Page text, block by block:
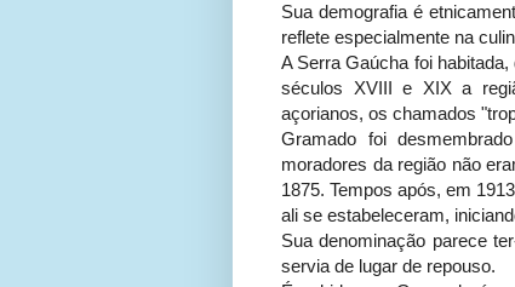
Sua demografia é
reflete especialmente na
A Serra Gaúcha foi
séculos XVIII e XIX a
açorianos, os chamados
Gramado foi
moradores da região não
1875. Tempos após, em
ali se estabeleceram,
Sua denominação parece
servia de lugar de repouso.